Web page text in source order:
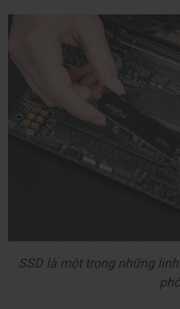
SSD là một trọng những